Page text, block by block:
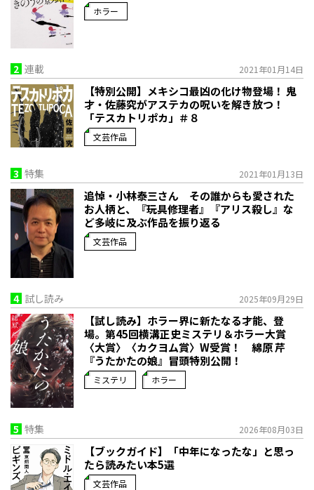
ホラー
2 連載 2021年01月14日
【特別公開】メキシコ最凶の化け物登場！ 鬼
才・佐藤究がアステカの呪いを解き放つ！
「テスカトリポカ」＃８
文芸作品
3 特集 2021年01月13日
追悼・小林泰三さん その誰からも愛された
お人柄と、『玩具修理者』『アリス殺し』な
ど多岐に及ぶ作品を振り返る
文芸作品
4 試し読み 2025年09月29日
【試し読み】ホラー界に新たなる才能、登
場。第45回横溝正史ミステリ＆ホラー大賞
〈大賞〉〈カクヨム賞〉W受賞！ 綿原 芹
『うたかたの娘』冒頭特別公開！
ミステリ ホラー
5 特集 2026年08月03日
【ブックガイド】「中年になったな」と思っ
たら読みたい本5選
文芸作品